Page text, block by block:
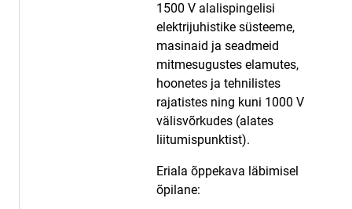
1500 V alalispingelisi
elektrijuhistike süsteeme,
masinaid ja seadmeid
mitmesugustes elamutes,
hoonetes ja tehnilistes
rajatistes ning kuni 1000 V
välisvõrkudes (alates
liitumispunktist).
Eriala õppekava läbimisel
õpilane: